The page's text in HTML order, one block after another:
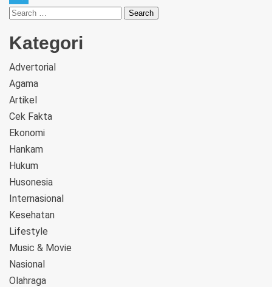
Telegram
Kategori
Advertorial
Agama
Artikel
Cek Fakta
Ekonomi
Hankam
Hukum
Husonesia
Internasional
Kesehatan
Lifestyle
Music & Movie
Nasional
Olahraga